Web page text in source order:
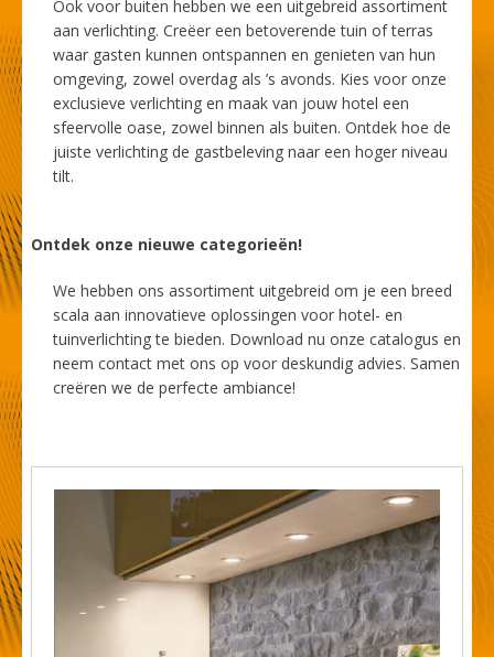
Ook voor buiten hebben we een uitgebreid assortiment
aan verlichting. Creëer een betoverende tuin of terras
waar gasten kunnen ontspannen en genieten van hun
omgeving, zowel overdag als ’s avonds. Kies voor onze
exclusieve verlichting en maak van jouw hotel een
sfeervolle oase, zowel binnen als buiten. Ontdek hoe de
juiste verlichting de gastbeleving naar een hoger niveau
tilt.
Ontdek onze nieuwe categorieën!
We hebben ons assortiment uitgebreid om je een breed
scala aan innovatieve oplossingen voor hotel- en
tuinverlichting te bieden. Download nu onze catalogus en
neem contact met ons op voor deskundig advies. Samen
creëren we de perfecte ambiance!